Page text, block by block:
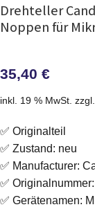
Drehteller
Noppen für
35,40 €
inkl. 19 % MwSt. zzgl.
✅ Originalteil
✅ Zustand: neu
✅ Manufacturer:
✅
✅ Gerätenamen: